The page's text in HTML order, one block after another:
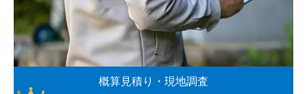
概算見積り・現地調査